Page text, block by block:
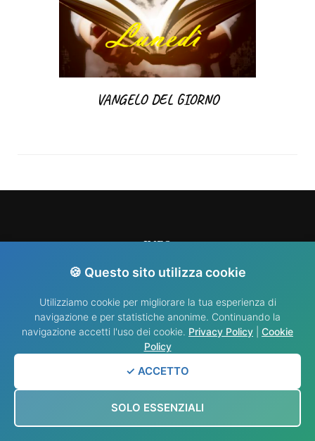
VANGELO DEL GIORNO
INFO
© Copyright 2025 . By Fabrizio. Tutti i diritti riservati.
🍪 Questo sito utilizza cookie
Utilizziamo cookie per migliorare la tua esperienza di
navigazione e per statistiche anonime. Continuando la
navigazione accetti l'uso dei cookie. Privacy Policy
Cookie
Policy
✓ ACCETTO
SOLO ESSENZIALI